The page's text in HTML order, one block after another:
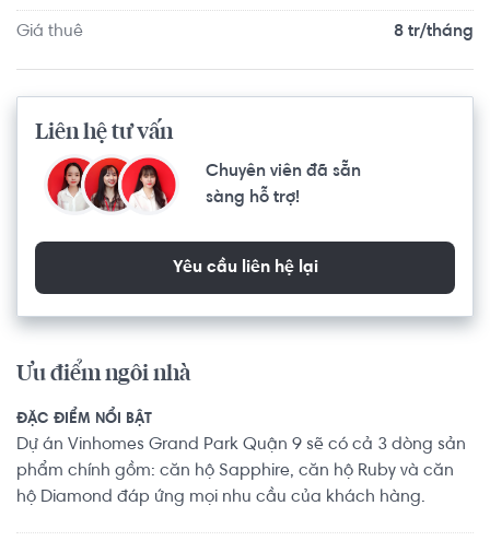
Giá thuê 8 tr/tháng
Liên hệ tư vấn
Chuyên viên đã sẵn
sàng hỗ trợ!
Yêu cầu liên hệ lại
Ưu điểm ngôi nhà
ĐẶC ĐIỂM NỔI BẬT
Dự án Vinhomes Grand Park Quận 9 sẽ có cả 3 dòng sản
phẩm chính gồm: căn hộ Sapphire, căn hộ Ruby và căn
hộ Diamond đáp ứng mọi nhu cầu của khách hàng.